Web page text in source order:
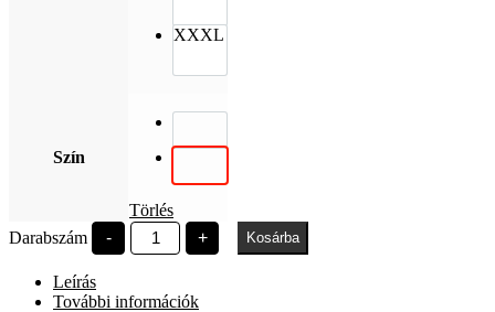
XXXL
Szín
Törlés
Darabszám
-
EFOTT
YETI
+ Kosárba
Leírás
További információk